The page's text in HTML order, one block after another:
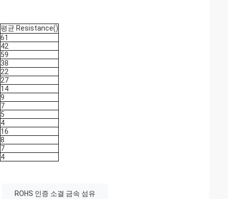
평균 Resistance()
61
42
59
38
22
27
14
9
7
5
4
16
8
7
4
ROHS 인증 소결 금속 섬유